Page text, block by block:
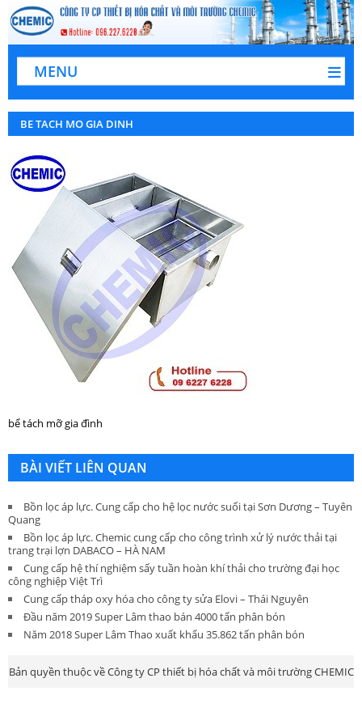
MENU
BE TACH MO GIA DINH
bể tách mỡ gia đình
BÀI VIẾT LIÊN QUAN
Bồn lọc áp lực. Cung cấp cho hệ lọc nước suối tại Sơn Dương – Tuyên
Quang
Bồn lọc áp lực. Chemic cung cấp cho công trình xử lý nước thải tại
trang trại lợn DABACO – HÀ NAM
Cung cấp hệ thí nghiệm sấy tuần hoàn khí thải cho trường đại học
công nghiệp Việt Trì
Cung cấp tháp oxy hóa cho công ty sửa Elovi – Thái Nguyên
Đầu năm 2019 Super Lâm thao bán 4000 tấn phân bón
Năm 2018 Super Lâm Thao xuất khẩu 35.862 tấn phân bón
Bản quyền thuộc về Công ty CP thiết bị hóa chất và môi trường CHEMIC